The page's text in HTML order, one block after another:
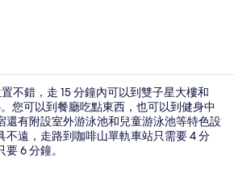
不錯，走 15 分鐘內可以到雙子星大樓和
您可以到餐廳吃點東西，也可以到健身中
還有附設室外游泳池和兒童游泳池等特色設
不遠，走路到咖啡山單軌車站只需要 4 分
6 分鐘。